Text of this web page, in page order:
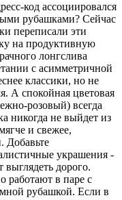
код ассоциировался
рубашками? Сейчас
переписали эти
на продуктивную
лонгслива
с асимметричной
классики, но не
А спокойная цветовая
розовый) всегда
никогда не выйдет из
и свежее,
Добавьте
украшения -
дорого.
работают в паре с
рубашкой. Если в